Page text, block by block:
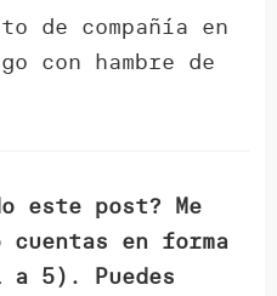
de compañía en
con hambre de
este post? Me
cuentas en forma
5). Puedes